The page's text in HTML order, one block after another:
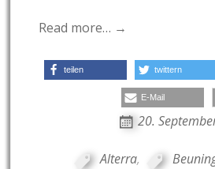
Read more… →
teilen twittern
E-Mail
20.
Alterra,